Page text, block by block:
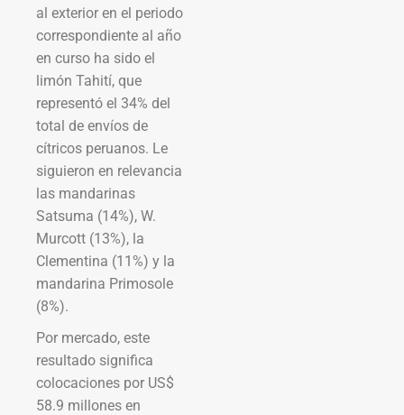
al exterior en el periodo
correspondiente al año
en curso ha sido el
limón Tahití, que
representó el 34% del
total de envíos de
cítricos peruanos. Le
siguieron en relevancia
las mandarinas
Satsuma (14%), W.
Murcott (13%), la
Clementina (11%) y la
mandarina Primosole
(8%).
Por mercado, este
resultado significa
colocaciones por US$
58.9 millones en